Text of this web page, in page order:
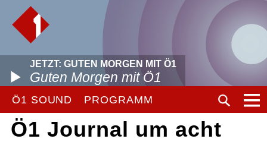
JETZT: GUTEN MORGEN MIT Ö1
Guten Morgen mit Ö1
Ö1 SOUND PROGRAMM
Ö1 Journal um acht